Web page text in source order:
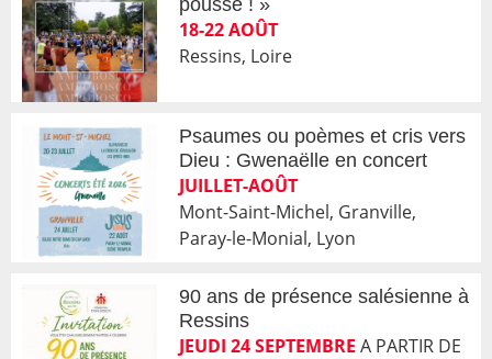
18-22 AOÛT
Ressins, Loire
Psaumes ou poèmes et cris vers
Dieu : Gwenaëlle en concert
JUILLET-AOÛT
Mont-Saint-Michel, Granville,
Paray-le-Monial, Lyon
90 ans de présence salésienne à
Ressins
JEUDI 24 SEPTEMBRE A PARTIR DE